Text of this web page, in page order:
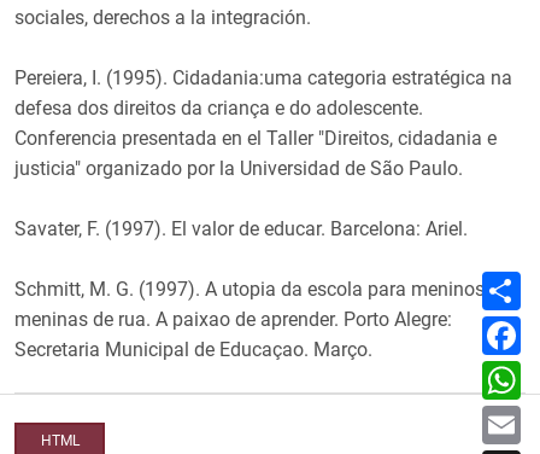
t
b
h
sociales, derechos a la integración.
Pereiera, I. (1995). Cidadania:uma categoria estratégica na
defesa dos direitos da criança e do adolescente.
Conferencia presentada en el Taller "Direitos, cidadania e
justicia" organizado por la Universidad de São Paulo.
Savater, F. (1997). El valor de educar. Barcelona: Ariel.
Schmitt, M. G. (1997). A utopia da escola para meninos e
meninas de rua. A paixao de aprender. Porto Alegre:
Secretaria Municipal de Educaçao. Março.
HTML